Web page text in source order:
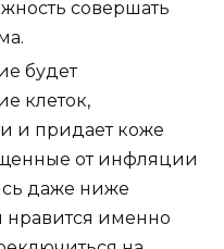
совершать
будет
клеток,
и придает коже
от инфляции
даже ниже
нравится именно